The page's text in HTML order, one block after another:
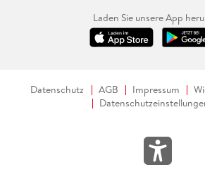
Laden Sie unsere App
Datenschutz AGB Impressum